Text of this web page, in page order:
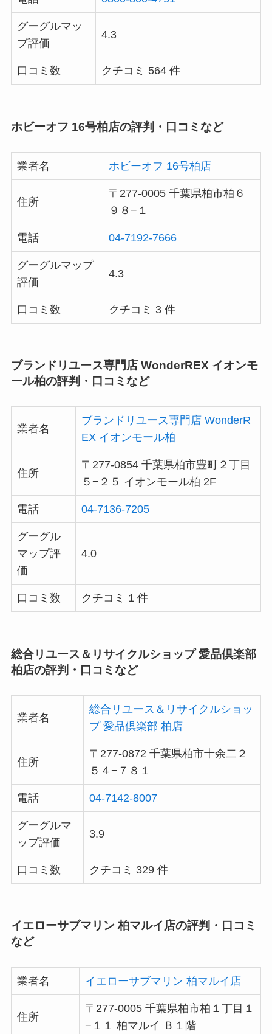
グーグルマッ
プ評価
4.3
口コミ数 クチコミ 564 件
ホビーオフ 16号柏店の評判・口コミなど
業者名 ホビーオフ 16号柏店
住所
〒277-0005 千葉県柏市柏６
９８−１
電話 04-7192-7666
グーグルマップ
評価
4.3
口コミ数 クチコミ 3 件
ブランドリユース専門店 WonderREX イオンモ
ール柏の評判・口コミなど
業者名
ブランドリユース専門店 WonderR
EX イオンモール柏
住所
〒277-0854 千葉県柏市豊町２丁目
５−２５ イオンモール柏 2F
電話 04-7136-7205
グーグル
マップ評
価
4.0
口コミ数 クチコミ 1 件
総合リユース＆リサイクルショップ 愛品倶楽部
柏店の評判・口コミなど
業者名
総合リユース＆リサイクルショッ
プ 愛品倶楽部 柏店
住所
〒277-0872 千葉県柏市十余二２
５４−７８１
電話 04-7142-8007
グーグルマ
ップ評価
3.9
口コミ数 クチコミ 329 件
イエローサブマリン 柏マルイ店の評判・口コミ
など
業者名 イエローサブマリン 柏マルイ店
住所
〒277-0005 千葉県柏市柏１丁目１
−１１ 柏マルイ Ｂ１階